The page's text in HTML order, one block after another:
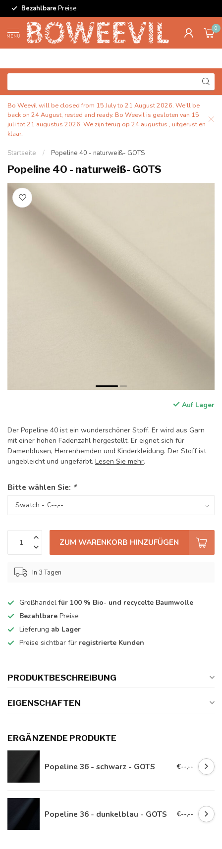
Bezahlbare Preise
MENU
0
Bo Weevil will be closed from 15 July to 21 August 2026. We'll be
back on 24 August, rested and ready. Bo Weevil is gesloten van 15
juli tot 21 augustus 2026. We zijn terug op 24 augustus , uitgerust en
klaar.
Startseite / Popeline 40 - naturweiß- GOTS
Popeline 40 - naturweiß- GOTS
Auf Lager
Der Popeline 40 ist ein wunderschöner Stoff. Er wird aus Garn
mit einer hohen Fadenzahl hergestellt. Er eignet sich für
Damenblusen, Herrenhemden und Kinderkleidung. Der Stoff ist
ungebleicht und ungefärbt. Lesen Sie mehr.
Bitte wählen Sie: *
ZUM WARENKORB HINZUFÜGEN
In 3 Tagen
Großhandelfür 100 % Bio- und recycelte Baumwolle
Bezahlbare Preise
Lieferung ab Lager
Preise sichtbar für registrierte Kunden
PRODUKTBESCHREIBUNG
EIGENSCHAFTEN
ERGÄNZENDE PRODUKTE
Popeline 36 - schwarz - GOTS €--,--
Popeline 36 - dunkelblau - GOTS €--,--